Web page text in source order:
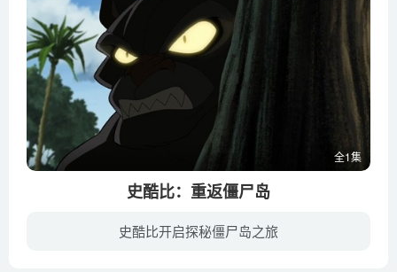
全1集
史酷比：重返僵尸岛
史酷比开启探秘僵尸岛之旅